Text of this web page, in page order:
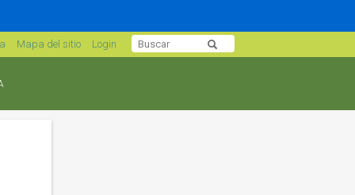
Mapa del sitio Login